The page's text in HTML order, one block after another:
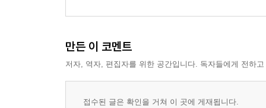
만든 이 코멘트
저자, 역자, 편집자를 위한 공간입니다. 독자들에게 전하
접수된 글은 확인을 거쳐 이 곳에 게재됩니다.